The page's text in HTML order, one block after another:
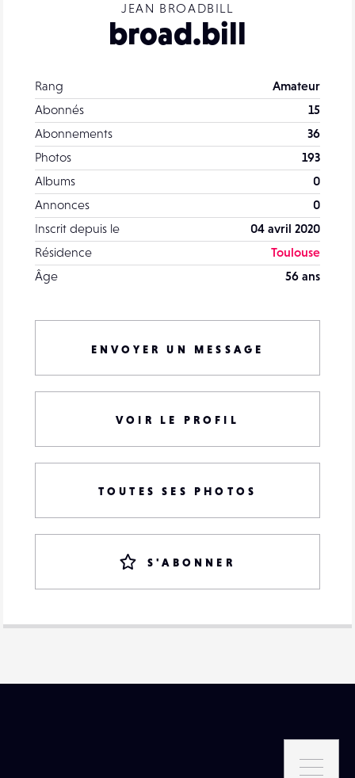
JEAN BROADBILL
broad.bill
Rang
Amateur
Abonnés
15
Abonnements
36
Photos
193
Albums
0
Annonces
0
Inscrit depuis le
04 avril 2020
Résidence
Toulouse
Âge
56 ans
ENVOYER UN MESSAGE
VOIR LE PROFIL
TOUTES SES PHOTOS
S'ABONNER